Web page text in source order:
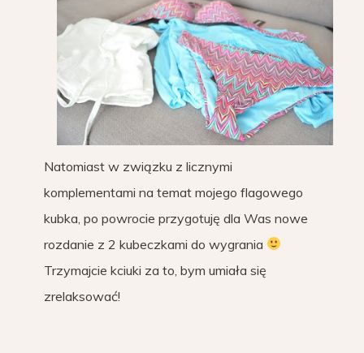
Natomiast w związku z licznymi
komplementami na temat mojego flagowego
kubka, po powrocie przygotuję dla Was nowe
rozdanie z 2 kubeczkami do wygrania
Trzymajcie kciuki za to, bym umiała się
zrelaksować!